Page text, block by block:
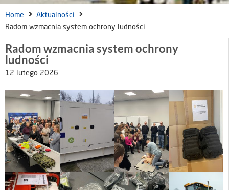
Home
Aktualności
Radom wzmacnia system ochrony ludności
Radom wzmacnia system ochrony
ludności
12 lutego 2026